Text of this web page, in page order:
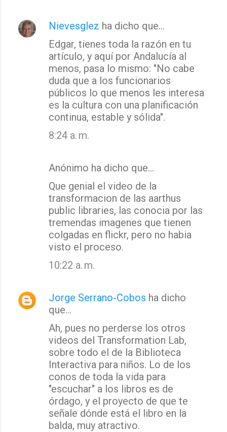
Nievesglez ha dicho que…
Edgar, tienes toda la razón en tu
artículo, y aquí por Andalucía al
menos, pasa lo mismo: "No cabe
duda que a los funcionarios
públicos lo que menos les interesa
es la cultura con una planificación
continua, estable y sólida".
8:24 a. m.
Anónimo ha dicho que…
Que genial el video de la
transformacion de las aarthus
public libraries, las conocia por las
tremendas imagenes que tienen
colgadas en flickr, pero no habia
visto el proceso.
10:22 a. m.
Jorge Serrano-Cobos ha dicho
que…
Ah, pues no perderse los otros
videos del Transformation Lab,
sobre todo el de la Biblioteca
Interactiva para niños. Lo de los
conos de toda la vida para
"escuchar" a los libros es de
órdago, y el proyecto de que te
señale dónde está el libro en la
balda, muy atractivo.